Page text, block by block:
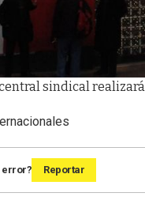
sindical
error? Reportar